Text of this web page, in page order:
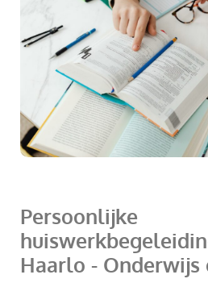
Persoonlijke
Haarlo - Onderwijs